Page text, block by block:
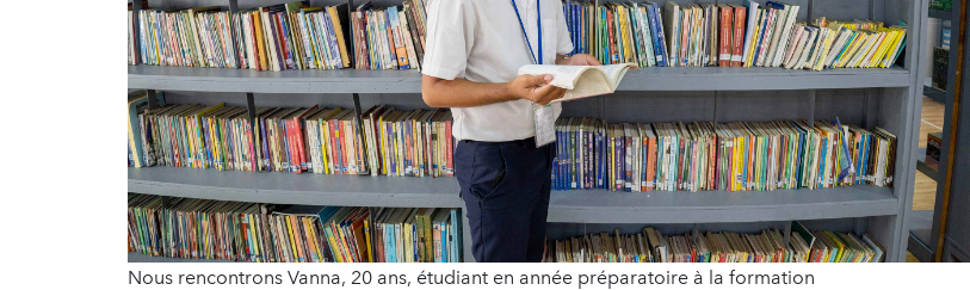
Nous rencontrons Vanna, 20 ans, étudiant en année préparatoire à la formation